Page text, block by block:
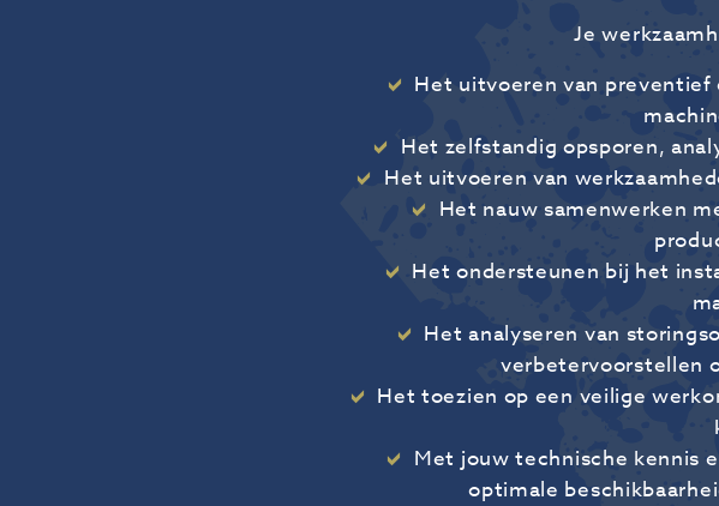
Je
Het uitvoeren van
Het zelfstandig opsporen,
Het uitvoeren van
Het nauw samenwerken
Het ondersteunen bij het
Het analyseren van
verbetervoorstellen
Het toezien op een veilige
Met jouw technische kennis
optimale